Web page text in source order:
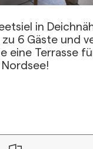
in
6 Gäste
Terrasse